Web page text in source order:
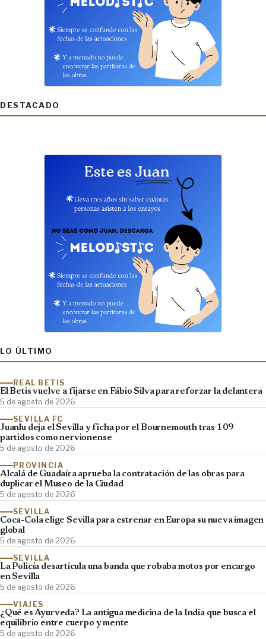
DESTACADO
LO ÚLTIMO
REAL BETIS
El Betis vuelve a fijarse en Fábio Silva para reforzar la delantera
5 de agosto de 2026
SEVILLA FC
Juanlu deja el Sevilla y ficha por el Bournemouth tras 109
partidos como nervionense
5 de agosto de 2026
PROVINCIA
Alcalá de Guadaíra aprueba la contratación de las obras para
duplicar el Museo de la Ciudad
5 de agosto de 2026
SEVILLA
Coca-Cola elige Sevilla para estrenar en Europa su nueva imagen
global
5 de agosto de 2026
SEVILLA
La Policía desarticula una banda que robaba motos por encargo
en Sevilla
5 de agosto de 2026
VIAJES
¿Qué es Ayurveda? La antigua medicina de la India que busca el
equilibrio entre cuerpo y mente
5 de agosto de 2026